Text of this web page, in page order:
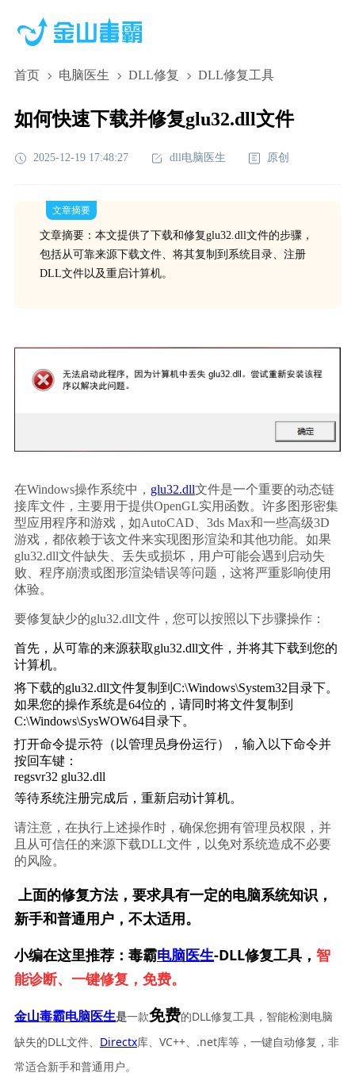
首页 电脑医生 DLL修复 DLL修复工具
如何快速下载并修复glu32.dll文件
2025-12-19 17:48:27 dll电脑医生 原创
文章摘要
文章摘要：本文提供了下载和修复glu32.dll文件的步骤，
包括从可靠来源下载文件、将其复制到系统目录、注册
DLL文件以及重启计算机。
在Windows操作系统中， glu32.dll文件是一个重要的动态链
接库文件，主要用于提供OpenGL实用函数。许多图形密集
型应用程序和游戏，如AutoCAD、3ds Max和一些高级3D
游戏，都依赖于该文件来实现图形渲染和其他功能。如果
glu32.dll文件缺失、丢失或损坏，用户可能会遇到启动失
败、程序崩溃或图形渲染错误等问题，这将严重影响使用
体验。
要修复缺少的glu32.dll文件，您可以按照以下步骤操作：
首先，从可靠的来源获取glu32.dll文件，并将其下载到您的
计算机。
将下载的glu32.dll文件复制到C:\Windows\System32目录下。
如果您的操作系统是64位的，请同时将文件复制到
C:\Windows\SysWOW64目录下。
打开命令提示符（以管理员身份运行），输入以下命令并
按回车键：
regsvr32 glu32.dll
等待系统注册完成后，重新启动计算机。
请注意，在执行上述操作时，确保您拥有管理员权限，并
且从可信任的来源下载DLL文件，以免对系统造成不必要
的风险。
上面的修复方法，要求具有一定的电脑系统知识，
新手和普通用户，不太适用。
小编在这里推荐：毒霸电脑医生-DLL修复工具， 智
能诊断、一键修复，免费。
金山毒霸电脑医生是一款免费的DLL修复工具，智能检测电脑
缺失的DLL文件、 Directx库、VC++、.net库等，一键自动修复，非
常适合新手和普通用户。